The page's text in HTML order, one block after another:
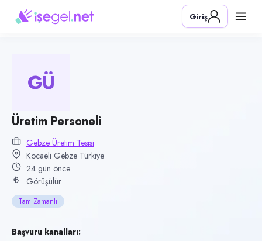
Pozisyon
Üretim Personeli
Kategori
Konum
Gebze, Kocaeli
Çalışma şekli
Tam Zamanlı · Ofis
Yayın tarihi
14 Temmuz 2026
Son geçerlilik
Giriş
GÜ
Üretim Personeli
Gebze Üretim Tesisi
Kocaeli Gebze Türkiye
24 gün önce
Görüşülür
Tam Zamanlı
Başvuru kanalları: